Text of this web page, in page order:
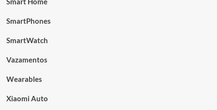
SmartPhones
SmartWatch
Vazamentos
Wearables
Xiaomi Auto